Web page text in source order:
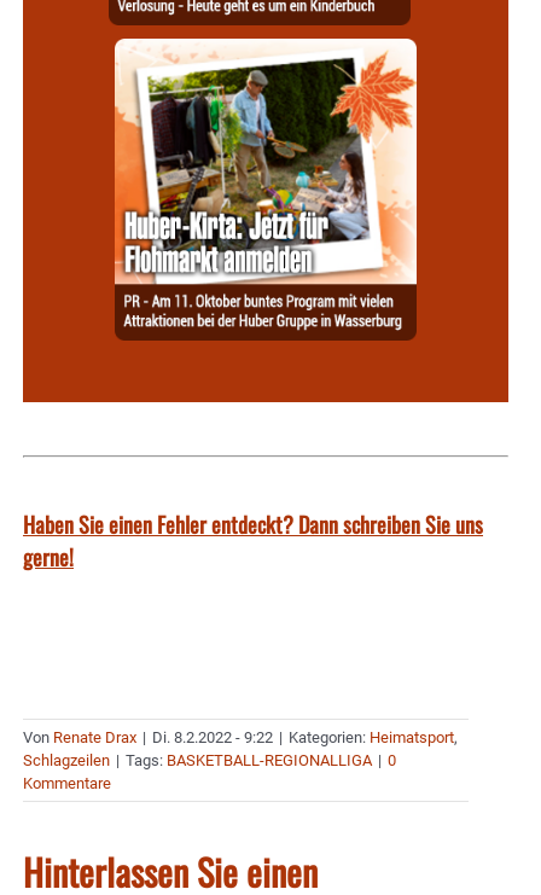
Haben Sie einen Fehler entdeckt? Dann schreiben Sie uns
gerne!
Von Renate Drax | Di. 8.2.2022 - 9:22 | Kategorien: Heimatsport,
Schlagzeilen | Tags: BASKETBALL-REGIONALLIGA | 0
Kommentare
Hinterlassen Sie einen